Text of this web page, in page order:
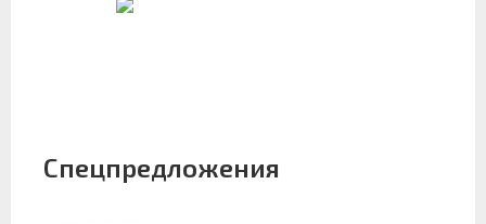
Спецпредложения